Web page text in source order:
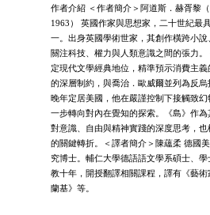
作者介紹 ＜作者簡介＞阿道斯．赫胥黎
1963） 英國作家與思想家，二十世紀最
一。出身英國學術世家，其創作橫跨小
關注科技、權力與人類意識之間的張力
定現代文學經典地位，精準預示消費主
的深層制約，與喬治．歐威爾並列為反烏
晚年定居美國，他在嚴謹控制下接觸致
一步轉向對內在覺知的探索。《島》作
對意識、自由與精神實踐的深度思考，
的關鍵轉折。＜譯者簡介＞陳蘊柔 德國
究博士。輔仁大學德語語文學系碩士、
教十年，開授翻譯相關課程，譯有《藝
蘭基》等。